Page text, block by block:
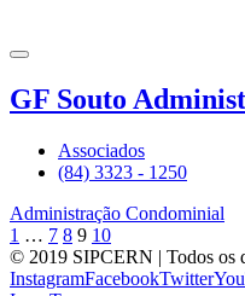
GF Souto
Associados
(84) 3323 - 1250
Administração Condominial
1 … 7 8 9 10
© 2019 SIPCERN | Todos os
InstagramFacebookTwitter